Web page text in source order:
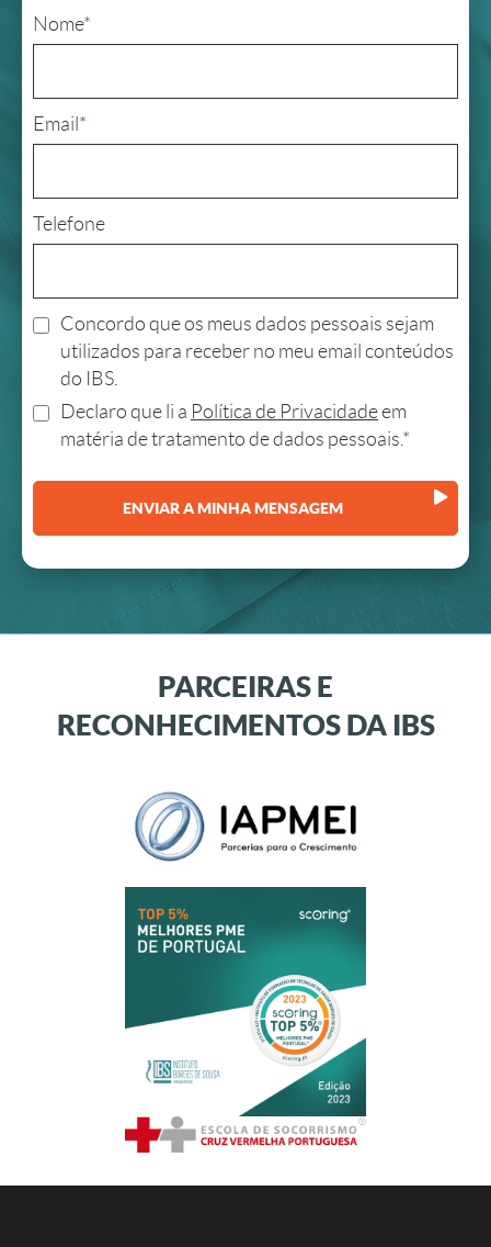
Nome*
Email*
Telefone
Concordo que os meus dados pessoais sejam
utilizados para receber no meu email conteúdos
do IBS.
Declaro que li a Política de Privacidadeem
matéria de tratamento de dados pessoais.*
PARCEIRAS E
RECONHECIMENTOS DA IBS